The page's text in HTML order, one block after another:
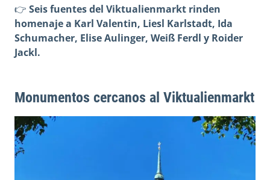
👉 Seis fuentes del Viktualienmarkt rinden
homenaje a Karl Valentin, Liesl Karlstadt, Ida
Schumacher, Elise Aulinger, Weiß Ferdl y Roider
Jackl.
Monumentos cercanos al Viktualienmarkt